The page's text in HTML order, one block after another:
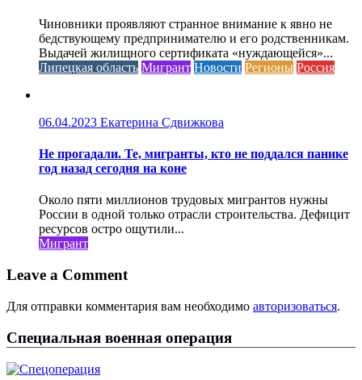
Чиновники проявляют странное внимание к явно не
бедствующему предпринимателю и его родственникам.
Выдачей жилищного сертификата «нуждающейся»...
Липецкая область Мигрант Новости Регионы Россия
06.04.2023 Екатерина Сдвижкова
Не прогадали. Те, мигранты, кто не поддался панике
год назад сегодня на коне
Около пяти миллионов трудовых мигрантов нужны
России в одной только отрасли строительства. Дефицит
ресурсов остро ощутили...
Мигрант
Leave a Comment
Для отправки комментария вам необходимо авторизоваться.
Специальная военная операция